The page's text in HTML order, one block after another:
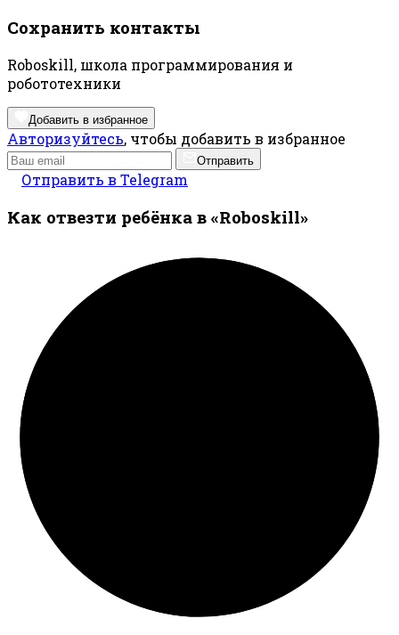
Сохранить контакты
Roboskill, школа программирования и
робототехники
Добавить в избранное
Авторизуйтесь, чтобы добавить в избранное
Отправить
Отправить в Telegram
Как отвезти ребёнка в «Roboskill»